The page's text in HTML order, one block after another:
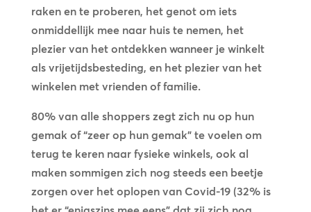
raken en te proberen, het genot om iets
onmiddellijk mee naar huis te nemen, het
plezier van het ontdekken wanneer je winkelt
als vrijetijdsbesteding, en het plezier van het
winkelen met vrienden of familie.
80% van alle shoppers zegt zich nu op hun
gemak of “zeer op hun gemak” te voelen om
terug te keren naar fysieke winkels, ook al
maken sommigen zich nog steeds een beetje
zorgen over het oplopen van Covid-19 (32% is